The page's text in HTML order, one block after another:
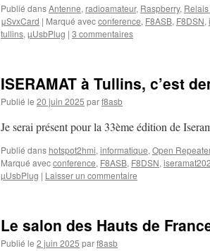
Publié dansAntenne, radioamateur, Raspberry,
μSvxCard | Marqué avecconference, F8ASB, F8DSN,
tullins, µUsbPlug | 3 commentaires
ISERAMAT à Tullins, c’est
Publié le 20 juin 2025 parf8asb
Je serai présent pour la 33ème édition de
Publié dans hotspot2hmi, informatique, Open Repeater
Marqué avecconference, F8ASB, F8DSN,
µUsbPlug | Laisser un commentaire
Le salon des Hauts de
Publié le 2 juin 2025 parf8asb